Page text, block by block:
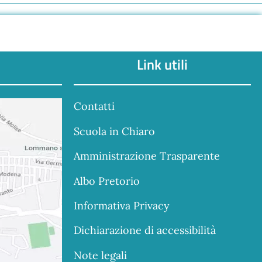
Link utili
Contatti
Scuola in Chiaro
Amministrazione Trasparente
Albo Pretorio
Informativa Privacy
Dichiarazione di accessibilità
Note legali